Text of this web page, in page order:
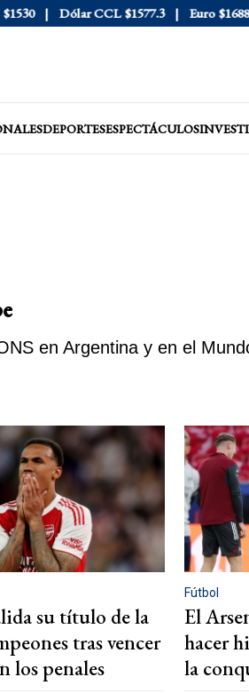
Dólar CCL $1577.3 Euro $1688.03
DEPORTESESPECTÁCULOS
en Argentina y en el
su título de la
tras vencer
los penales
Fútbol
El
hacer
la